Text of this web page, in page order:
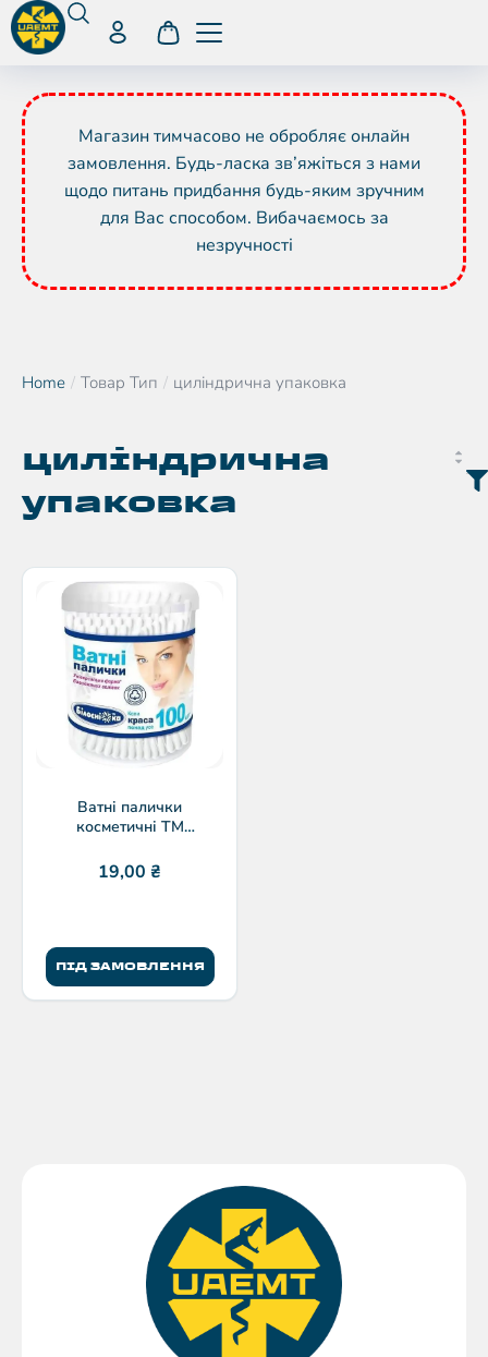
Магазин тимчасово не обробляє онлайн
замовлення. Будь-ласка зв’яжіться з нами
щодо питань придбання будь-яким зручним
для Вас способом. Вибачаємось за
незручності
You are here:
Home Товар Тип циліндрична упаковка
циліндрична
упаковка
Ватні палички
косметичні ТМ
циліндрична упаковка
19,00 ₴
ПІД ЗАМОВЛЕННЯ